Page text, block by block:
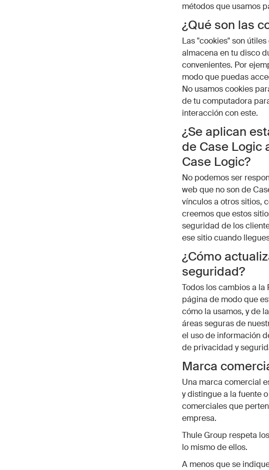
métodos que usamos
¿Qué son las
Las "cookies" son
almacena en tu disco
convenientes. Por
modo que puedas
No usamos cookies
de tu computadora
interacción con este.
¿Se aplican
de Case Logic
Case Logic?
No podemos ser
web que no son de
vínculos a otros sitios,
creemos que estos
seguridad de los
ese sitio cuando
¿Cómo
seguridad?
Todos los cambios a
página de modo que
cómo la usamos, y de
áreas seguras de
el uso de información
de privacidad y
Marca
Una marca comercial
y distingue a la fuente
comerciales que
empresa.
Thule Group respeta
lo mismo de ellos.
A menos que se